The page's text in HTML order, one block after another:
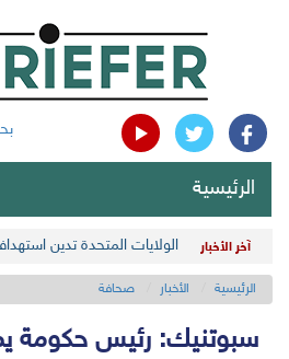
الرئيسية
آخر الأخبار الولايات المتحدة تدين
الرئيسية الأخبار صحافة
سبوتنيك: رئيس حكومة